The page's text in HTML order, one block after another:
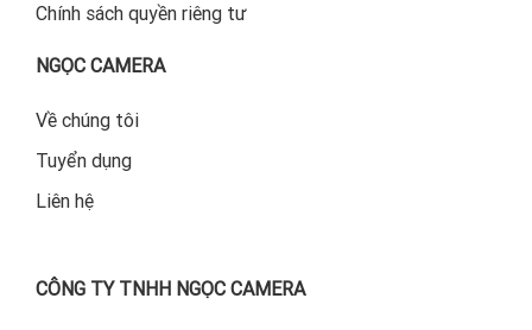
Chính sách quyền riêng tư
NGỌC CAMERA
Về chúng tôi
Tuyển dụng
Liên hệ
CÔNG TY TNHH NGỌC CAMERA